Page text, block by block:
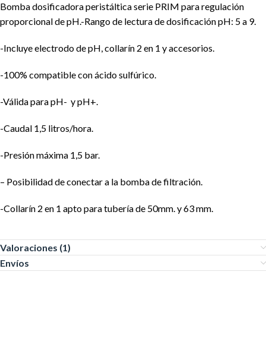
Bomba dosificadora peristáltica serie PRIM para regulación
proporcional de pH.-Rango de lectura de dosificación pH: 5 a 9.
-Incluye electrodo de pH, collarín 2 en 1 y accesorios.
-100% compatible con ácido sulfúrico.
-Válida para pH- y pH+.
-Caudal 1,5 litros/hora.
-Presión máxima 1,5 bar.
– Posibilidad de conectar a la bomba de filtración.
-Collarín 2 en 1 apto para tubería de 50mm. y 63 mm.
Valoraciones (1)
Envíos